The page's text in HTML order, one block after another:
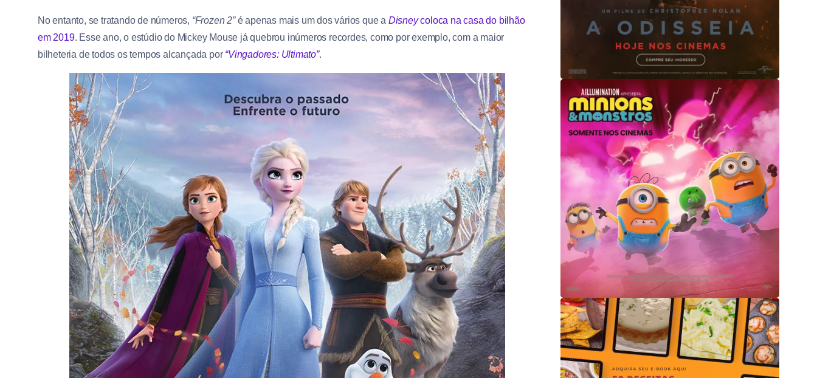
No entanto, se tratando de números, “Frozen 2”é apenas mais um dos vários que a Disneycoloca na casa do bilhão
em 2019. Esse ano, o estúdio do Mickey Mouse já quebrou inúmeros recordes, como por exemplo, com a maior
bilheteria de todos os tempos alcançada por “Vingadores: Ultimato”.